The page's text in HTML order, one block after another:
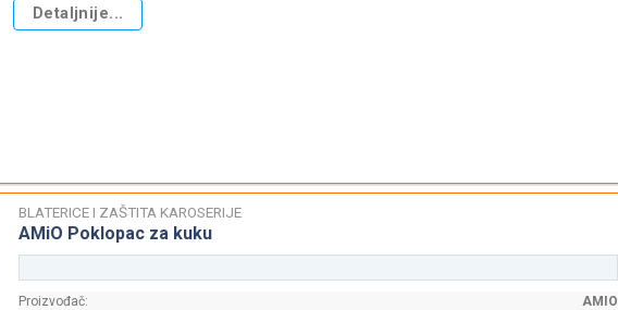
Detaljnije...
BLATERICE I ZAŠTITA KAROSERIJE
AMiO Poklopac za kuku
Proizvođač: AMIO